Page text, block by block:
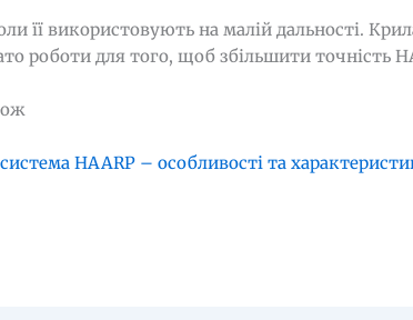
її використовують на малій дальності.
роботи для того, щоб збільшити точність
HAARP – особливості та